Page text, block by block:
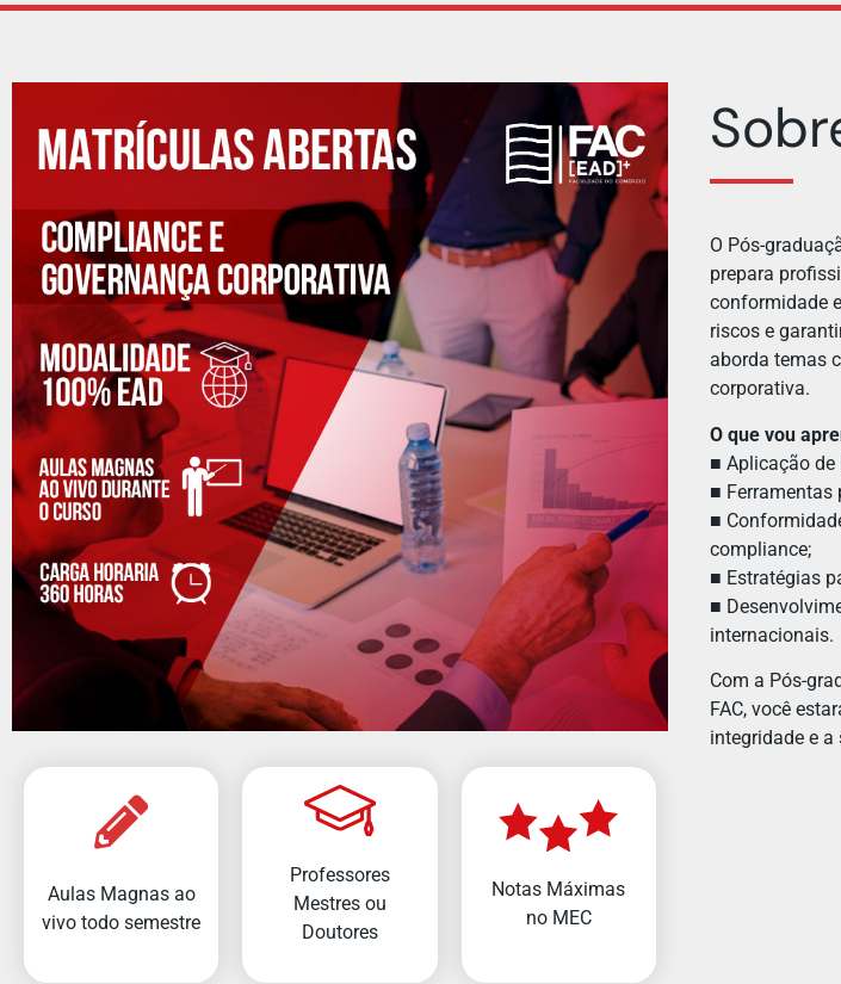
Aulas Magnas ao
vivo todo semestre
Professores
Mestres ou
Doutores
Notas Máximas
no MEC
O Pós-
prepara
conformidade
riscos e
aborda temas
corporativa.
O que vou
■ Aplicação
■ Ferramentas
■
compliance;
■ Estratégias
■
internacionais.
Com a Pós-
FAC, você
integridade e